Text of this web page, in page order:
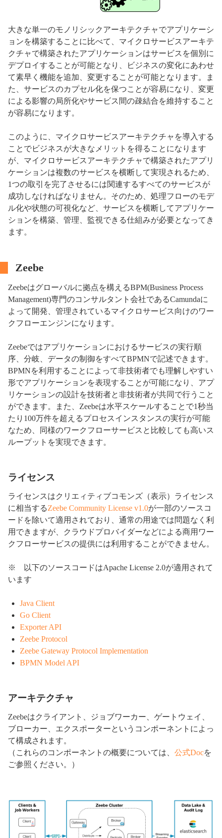
大きな単一のモノリシックアーキテクチャでアプリケーシ
ョンを構築することに比べて、マイクロサービスアーキテ
クチャで構築されたアプリケーションはサービスを個別に
デプロイすることが可能となり、ビジネスの変化にあわせ
て素早く機能を追加、変更することが可能となります。ま
た、サービスのカプセル化を保つことが容易になり、変更
による影響の局所化やサービス間の疎結合を維持すること
が容易になります。
このように、マイクロサービスアーキテクチャを導入する
ことでビジネスが大きなメリットを得ることになります
が、マイクロサービスアーキテクチャで構築されたアプリ
ケーションは複数のサービスを横断して実現されるため、
1つの取引を完了させるには関連するすべてのサービスが
成功しなければなりません。そのため、処理フローのモデ
ル化や状態の可視化など、サービスを横断してアプリケー
ションを構築、管理、監視できる仕組みが必要となってき
ます。
Zeebe
Zeebeはグローバルに拠点を構えるBPM(Business Process
Management)専門のコンサルタント会社であるCamundaに
よって開発、管理されているマイクロサービス向けのワー
クフローエンジンになります。
Zeebeではアプリケーションにおけるサービスの実行順
序、分岐、データの制御をすべてBPMNで記述できます。
BPMNを利用することによって非技術者でも理解しやすい
形でアプリケーションを表現することが可能になり、アプ
リケーションの設計を技術者と非技術者が共同で行うこと
ができます。また、Zeebeは水平スケールすることで1秒当
たり100万件を超えるプロセスインスタンスの実行が可能
なため、同様のワークフローサービスと比較しても高いス
ループットを実現できます。
ライセンス
ライセンスはクリエィティブコモンズ（表示）ライセンス
に相当するZeebe Community License v1.0が一部のソースコ
ードを除いて適用されており、通常の用途では問題なく利
用できますが、クラウドプロバイダーなどによる商用ワー
クフローサービスの提供には利用することができません。
※ 以下のソースコードはApache License 2.0が適用されて
います
Java Client
Go Client
Exporter API
Zeebe Protocol
Zeebe Gateway Protocol Implementation
BPMN Model API
アーキテクチャ
Zeebeはクライアント、ジョブワーカー、ゲートウェイ、
ブローカー、エクスポーターというコンポーネントによっ
て構成されます。
（これらのコンポーネントの概要については、 公式Docを
ご参照ください。）